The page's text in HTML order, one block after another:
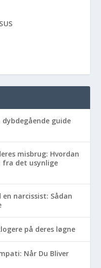
guide
misbrug: Hvordan
fra det usynlige
narcissist: Sådan
på deres løgne
Når Du Bliver